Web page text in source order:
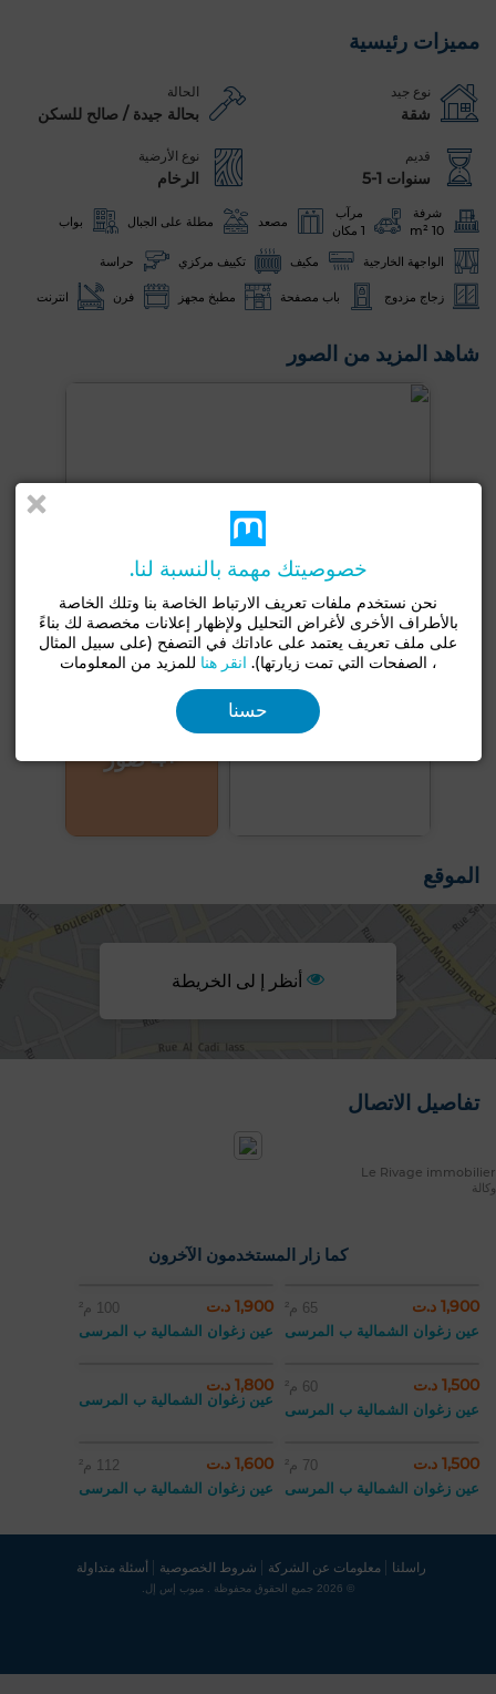
مميزات رئيسية
نوع جيد
شقة
الحالة
بحالة جيدة / صالح للسكن
قديم
سنوات 1-5
نوع الأرضية
الرخام
شرفة
10 m²
مرآب
1 مكان
مصعد مطلة على الجبال بواب
الواجهة الخارجية مكيف تكييف مركزي حراسة
زجاج مزدوج باب مصفحة مطبخ مجهز فرن انترنت
شاهد المزيد من الصور
+4 صور
الموقع
أنظر إ لى الخريطة
تفاصيل الاتصال
Le Rivage immobilier
وكالة
كما زار المستخدمون الآخرون
1,900 د.ت 65 م²
عين زغوان الشمالية ب المرسى
1,900 د.ت 100 م²
عين زغوان الشمالية ب المرسى
1,500 د.ت 60 م²
عين زغوان الشمالية ب المرسى
1,800 د.ت
عين زغوان الشمالية ب المرسى
1,500 د.ت 70 م²
عين زغوان الشمالية ب المرسى
1,600 د.ت 112 م²
عين زغوان الشمالية ب المرسى
راسلنا معلومات عن الشركة شروط الخصوصية أسئلة متداولة
© 2026 جميع الحقوق محفوظة . مبوب إس إل.
خصوصيتك مهمة بالنسبة لنا.
نحن نستخدم ملفات تعريف الارتباط الخاصة بنا وتلك الخاصة
بالأطراف الأخرى لأغراض التحليل ولإظهار إعلانات مخصصة لك بناءً
على ملف تعريف يعتمد على عاداتك في التصفح (على سبيل المثال
، الصفحات التي تمت زيارتها). انقر هنا للمزيد من المعلومات
حسنا